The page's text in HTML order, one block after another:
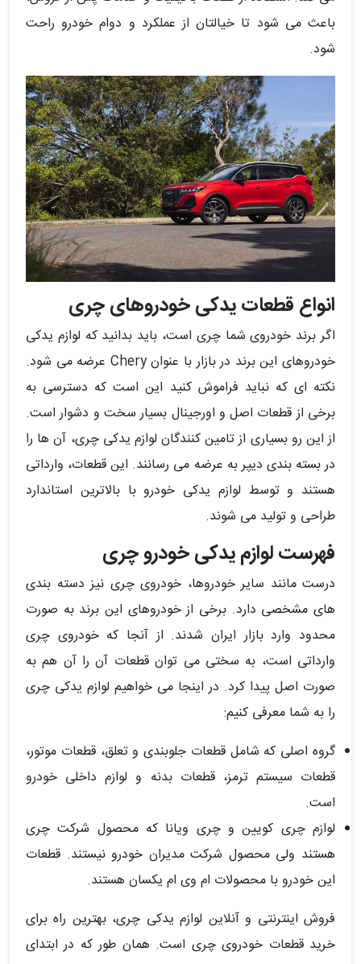
باعث می شود تا خیالتان از عملکرد و دوام خودرو راحت
شود.
انواع قطعات یدکی خودروهای چری
اگر برند خودروی شما چری است، باید بدانید که لوازم یدکی
خودروهای این برند در بازار با عنوان Chery عرضه می شود.
نکته ای که نباید فراموش کنید این است که دسترسی به
برخی از قطعات اصل و اورجینال بسیار سخت و دشوار است.
از این رو بسیاری از تامین کنندگان لوازم یدکی چری، آن ها را
در بسته بندی دیپر به عرضه می رسانند. این قطعات، وارداتی
هستند و توسط لوازم یدکی خودرو با بالاترین استاندارد
طراحی و تولید می شوند.
فهرست لوازم یدکی خودرو چری
درست مانند سایر خودروها، خودروی چری نیز دسته بندی
های مشخصی دارد. برخی از خودروهای این برند به صورت
محدود وارد بازار ایران شدند. از آنجا که خودروی چری
وارداتی است، به سختی می توان قطعات آن را آن هم به
صورت اصل پیدا کرد. در اینجا می خواهیم لوازم یدکی چری
را به شما معرفی کنیم:
گروه اصلی که شامل قطعات جلوبندی و تعلق، قطعات موتور،
قطعات سیستم ترمز، قطعات بدنه و لوازم داخلی خودرو
است.
لوازم چری کویین و چری ویانا که محصول شرکت چری
هستند ولی محصول شرکت مدیران خودرو نیستند. قطعات
این خودرو با محصولات ام وی ام یکسان هستند.
فروش اینترنتی و آنلاین لوازم یدکی چری، بهترین راه برای
خرید قطعات خودروی چری است. همان طور که در ابتدای